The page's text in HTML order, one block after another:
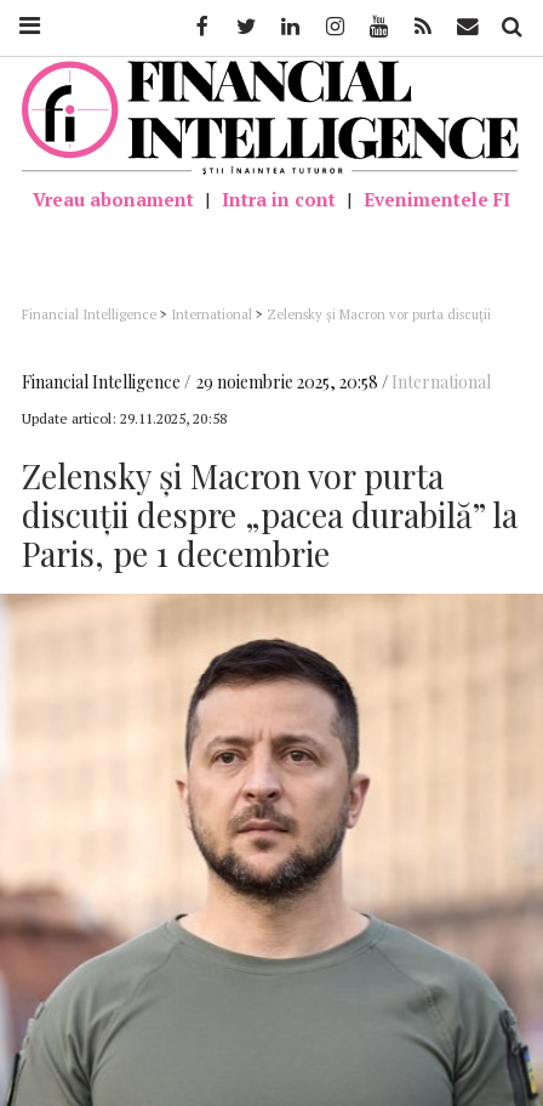
Vreau abonament | Intra in cont | Evenimentele FI
Financial Intelligence > International > Zelensky și Macron vor purta discuții
Financial Intelligence 29 noiembrie 2025, 20:58 International
Update articol: 29.11.2025, 20:58
Zelensky și Macron vor purta
discuții despre „pacea durabilă” la
Paris, pe 1 decembrie
FacebookTwitter LinkedinInstagramYoutube Feed Mail